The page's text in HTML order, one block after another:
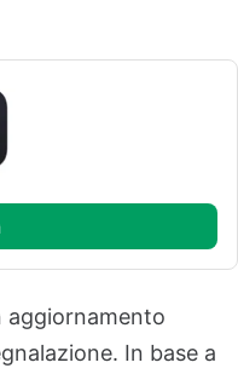
aggiornamento
In base a